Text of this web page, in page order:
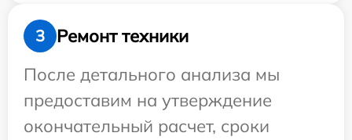
3
Ремонт техники
После детального анализа мы
предоставим на утверждение
окончательный расчет, сроки